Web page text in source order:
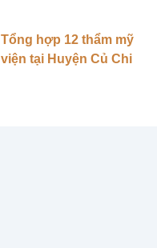
Tổng hợp 12 thẩm mỹ
viện tại Huyện Củ Chi